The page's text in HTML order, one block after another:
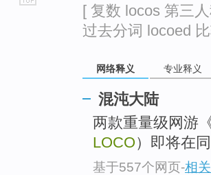
[ 复数 locos 第三
过去分词 locoed
网络释义 专业释义
混沌大陆
两款重量级网游
LOCO）即将在
基于557个网页-相